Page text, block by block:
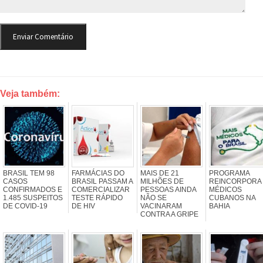
Veja também:
BRASIL TEM 98
CASOS
CONFIRMADOS E
1.485 SUSPEITOS
DE COVID-19
FARMÁCIAS DO
BRASIL PASSAM A
COMERCIALIZAR
TESTE RÁPIDO
DE HIV
MAIS DE 21
MILHÕES DE
PESSOAS AINDA
NÃO SE
VACINARAM
CONTRA A GRIPE
PROGRAMA
REINCORPORA
MÉDICOS
CUBANOS NA
BAHIA